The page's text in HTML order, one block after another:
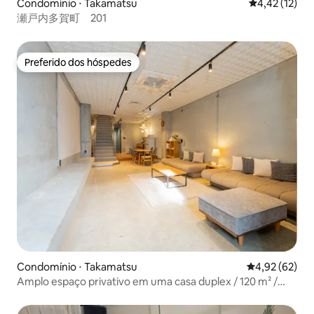
Condomínio ⋅ Takamatsu 4,42 de uma
4,42 (12)
瀬戸内多賀町 201
Preferido dos hóspedes
Preferido dos hóspedes
Condomínio ⋅ Takamatsu 4,92 de uma
4,92 (62)
Amplo espaço privativo em uma casa duplex / 120 m² /